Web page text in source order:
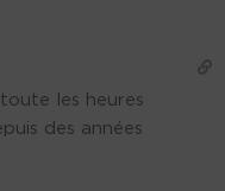
les heures
des années